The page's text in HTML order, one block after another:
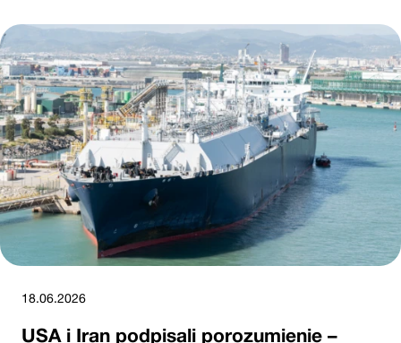
18.06.2026
USA i Iran podpisali porozumienie –